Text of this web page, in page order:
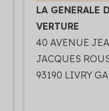
LA GENERALE
VERTURE
40 AVENUE
JACQUES
93190 LIVRY